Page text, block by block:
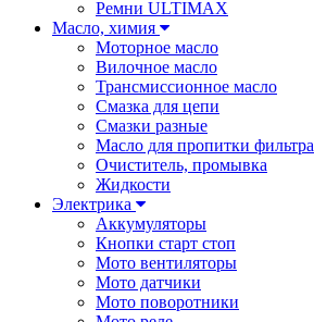
Ремни ULTIMAX
Масло, химия
Моторное масло
Вилочное масло
Трансмиссионное масло
Смазка для цепи
Смазки разные
Масло для пропитки фильтра
Очиститель, промывка
Жидкости
Электрика
Аккумуляторы
Кнопки старт стоп
Мото вентиляторы
Мото датчики
Мото поворотники